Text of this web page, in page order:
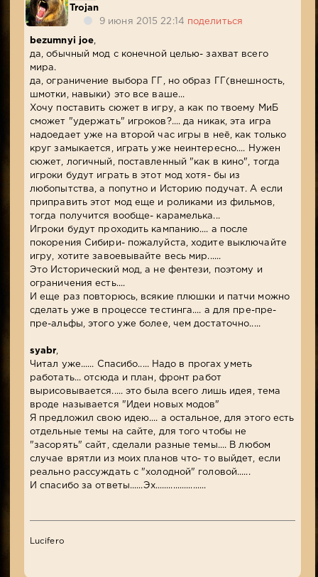
Trojan
9 июня 2015 22:14 поделиться
bezumnyi joe
да, обычный мод с конечной целью- захват всего
мира.
да, ограничение выбора ГГ, но образ ГГ(внешность,
шмотки, навыки) это все ваше...
Хочу поставить сюжет в игру, а как по твоему МиБ
сможет "удержать" игроков?.... да никак, эта игра
надоедает уже на второй час игры в неё, как только
круг замыкается, играть уже неинтересно.... Нужен
сюжет, логичный, поставленный "как в кино", тогда
игроки будут играть в этот мод хотя- бы из
любопытства, а попутно и Историю подучат. А если
приправить этот мод еще и роликами из фильмов,
тогда получится вообще- карамелька...
Игроки будут проходить кампанию.... а после
покорения Сибири- пожалуйста, ходите выключайте
игру, хотите завоевывайте весь мир......
Это Исторический мод, а не фентези, поэтому и
ограничения есть....
И еще раз повторюсь, всякие плюшки и патчи можно
сделать уже в процессе тестинга.... а для пре-пре-
пре-альфы, этого уже более, чем достаточно.....
syabr
Читал уже...... Спасибо..... Надо в прогах уметь
работать... отсюда и план, фронт работ
вырисовывается..... это была всего лишь идея, тема
вроде называется "Идеи новых модов"
Я предложил свою идею.... а остальное, для этого есть
отдельные темы на сайте, для того чтобы не
"засорять" сайт, сделали разные темы.... В любом
случае врятли из моих планов что- то выйдет, если
реально рассуждать с "холодной" головой......
И спасибо за ответы......Эх.......................
Lucifero